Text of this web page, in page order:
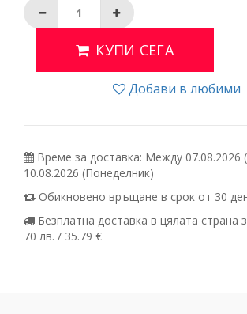
КУПИ СЕГА
Добави в любими
Време за доставка: Между 07.08.2026
10.08.2026 (Понеделник)
Обикновено връщане в срок от 30
Безплатна доставка в цялата страна
70 лв. / 35.79 €